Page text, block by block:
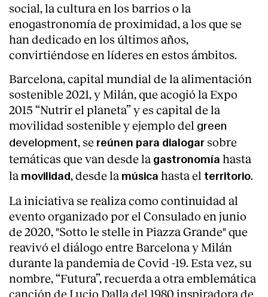
About
social, la cultura en los barrios o la
enogastronomía de proximidad, a los que se
han dedicado en los últimos años,
convirtiéndose en líderes en estos ámbitos.
Barcelona, capital mundial de la alimentación
sostenible 2021, y Milán, que acogió la Expo
2015 “Nutrir el planeta” y es capital de la
movilidad sostenible y ejemplo del green
development, se reúnen para dialogar sobre
temáticas que van desde la gastronomía hasta
la movilidad, desde la música hasta el territorio.
La iniciativa se realiza como continuidad al
evento organizado por el Consulado en junio
de 2020, "Sotto le stelle in Piazza Grande" que
reavivó el diálogo entre Barcelona y Milán
durante la pandemia de Covid -19. Esta vez, su
nombre, “Futura”, recuerda a otra emblemática
canción de Lucio Dalla del 1980 inspiradora de